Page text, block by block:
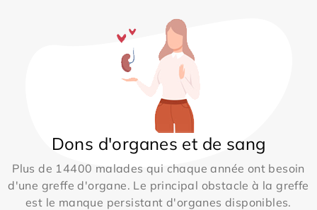
Dons d'organes et de sang
Plus de 14400 malades qui chaque année ont besoin
d'une greffe d'organe. Le principal obstacle à la greffe
est le manque persistant d'organes disponibles.